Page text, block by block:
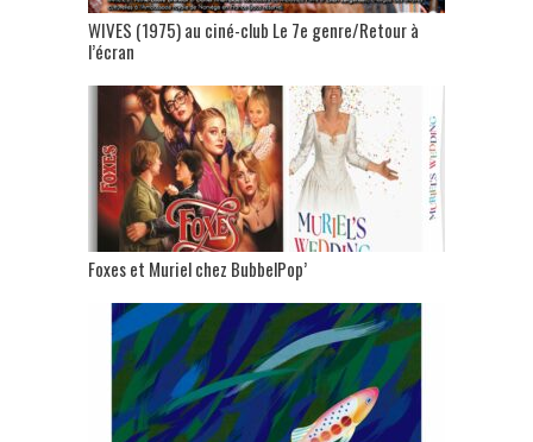
WIVES (1975) au ciné-club Le 7e genre/Retour à
l’écran
Foxes et Muriel chez BubbelPop’